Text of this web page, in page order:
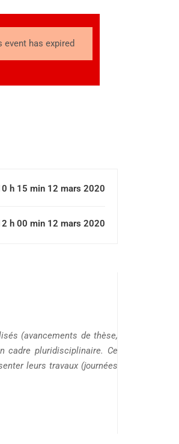
de
event has expired
h 15 min 12 mars 2020
h 00 min 12 mars 2020
(avancements de thèse,
cadre pluridisciplinaire. Ce
leurs travaux (journées